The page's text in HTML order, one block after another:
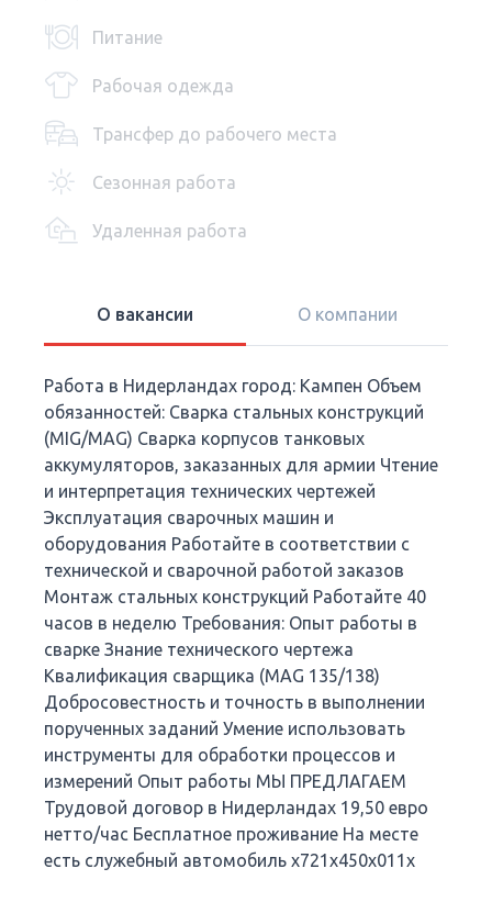
Питание
Рабочая одежда
Трансфер до рабочего места
Сезонная работа
Удаленная работа
О вакансии О компании
Работа в Нидерландах город: Кампен Объем
обязанностей: Сварка стальных конструкций
(MIG/MAG) Сварка корпусов танковых
аккумуляторов, заказанных для армии Чтение
и интерпретация технических чертежей
Эксплуатация сварочных машин и
оборудования Работайте в соответствии с
технической и сварочной работой заказов
Монтаж стальных конструкций Работайте 40
часов в неделю Требования: Опыт работы в
сварке Знание технического чертежа
Квалификация сварщика (MAG 135/138)
Добросовестность и точность в выполнении
порученных заданий Умение использовать
инструменты для обработки процессов и
измерений Опыт работы МЫ ПРЕДЛАГАЕМ
Трудовой договор в Нидерландах 19,50 евро
нетто/час Бесплатное проживание На месте
есть служебный автомобиль x721x450x011x